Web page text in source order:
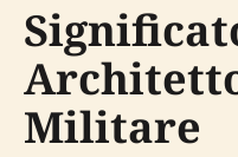
Militare